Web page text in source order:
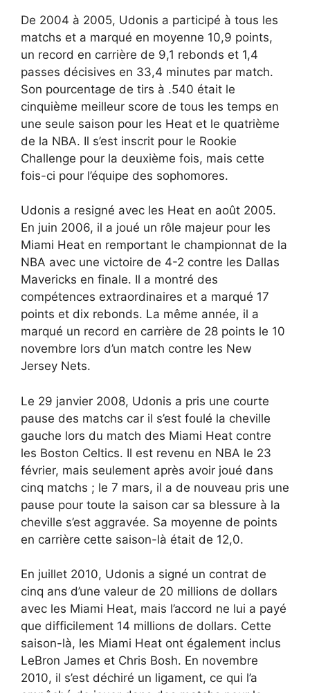
De 2004 à 2005, Udonis a participé à tous les
matchs et a marqué en moyenne 10,9 points,
un record en carrière de 9,1 rebonds et 1,4
passes décisives en 33,4 minutes par match.
Son pourcentage de tirs à .540 était le
cinquième meilleur score de tous les temps en
une seule saison pour les Heat et le quatrième
de la NBA. Il s’est inscrit pour le Rookie
Challenge pour la deuxième fois, mais cette
fois-ci pour l’équipe des sophomores.
Udonis a resigné avec les Heat en août 2005.
En juin 2006, il a joué un rôle majeur pour les
Miami Heat en remportant le championnat de la
NBA avec une victoire de 4-2 contre les Dallas
Mavericks en finale. Il a montré des
compétences extraordinaires et a marqué 17
points et dix rebonds. La même année, il a
marqué un record en carrière de 28 points le 10
novembre lors d’un match contre les New
Jersey Nets.
Le 29 janvier 2008, Udonis a pris une courte
pause des matchs car il s’est foulé la cheville
gauche lors du match des Miami Heat contre
les Boston Celtics. Il est revenu en NBA le 23
février, mais seulement après avoir joué dans
cinq matchs ; le 7 mars, il a de nouveau pris une
pause pour toute la saison car sa blessure à la
cheville s’est aggravée. Sa moyenne de points
en carrière cette saison-là était de 12,0.
En juillet 2010, Udonis a signé un contrat de
cinq ans d’une valeur de 20 millions de dollars
avec les Miami Heat, mais l’accord ne lui a payé
que difficilement 14 millions de dollars. Cette
saison-là, les Miami Heat ont également inclus
LeBron James et Chris Bosh. En novembre
2010, il s’est déchiré un ligament, ce qui l’a